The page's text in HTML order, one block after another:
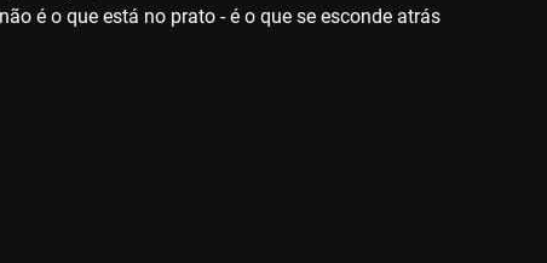
é o que está no prato - é o que se esconde atrás